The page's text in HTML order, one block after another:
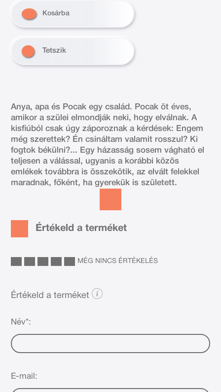
Kosárba
Tetszik
Anya, apa és Pocak egy család. Pocak öt éves,
amikor a szülei elmondják neki, hogy elválnak. A
kisfiúból csak úgy záporoznak a kérdések: Engem
még szerettek? Én csináltam valamit rosszul? Ki
fogtok békülni?... Egy házasság sosem vágható el
teljesen a válással, ugyanis a korábbi közös
emlékek továbbra is összekötik, az elvált felekkel
maradnak, főként, ha gyerekük is született.
Értékeld a terméket
MÉG NINCS ÉRTÉKELÉS
Értékeld a terméket
Név*:
E-mail: